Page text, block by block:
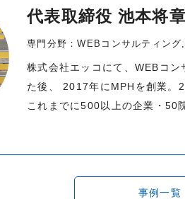
代表取締役 池本将章
専門分野：WEBコンサルティン
株式会社エッコにて、WEBコ
た後、 2017年にMPHを創業。
これまでに500以上の企業・50
事例一覧